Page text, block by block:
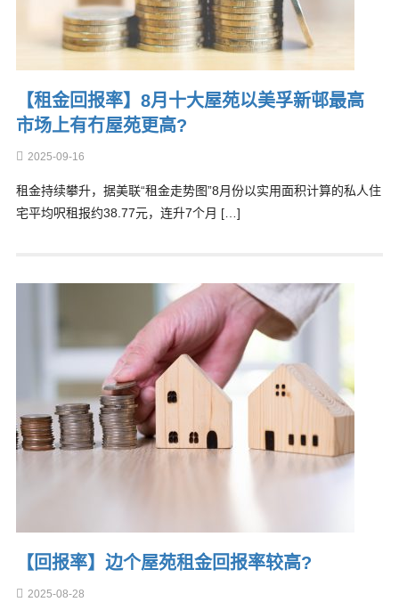
【租金回报率】8月十大屋苑以美孚新邨最高
市场上有冇屋苑更高?
2025-09-16
租金持续攀升，据美联“租金走势图”8月份以实用面积计算的私人住
宅平均呎租报约38.77元，连升7个月 […]
【回报率】边个屋苑租金回报率较高?
2025-08-28